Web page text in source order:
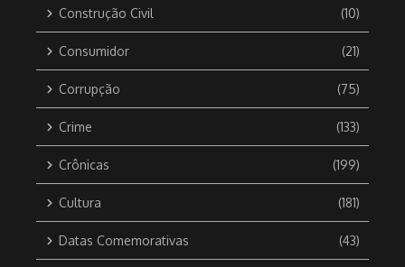
Construção Civil (10)
Consumidor (21)
Corrupção (75)
Crime (133)
Crônicas (199)
Cultura (181)
Datas Comemorativas (43)